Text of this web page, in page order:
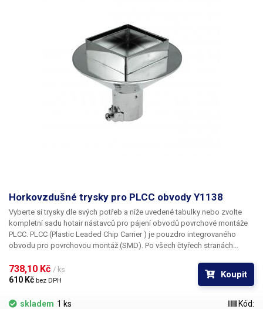
Horkovzdušné trysky pro PLCC obvody Y1138
Vyberte si trysky dle svých potřeb a níže uvedené tabulky nebo zvolte
kompletní sadu hotair nástavců pro pájení obvodů povrchové montáže
PLCC. PLCC (Plastic Leaded Chip Carrier ) je pouzdro integrovaného
obvodu pro povrchovou montáž (SMD). Po všech čtyřech stranách
patice nebo přímé letování na plošný spoj. Tryska Y1138 je určena pro
pouzdro PLCC o rozměru 30 x 30 mm
738,10 Kč / ks
610 Kč bez DPH
Koupit
skladem 1 ks
Kód: